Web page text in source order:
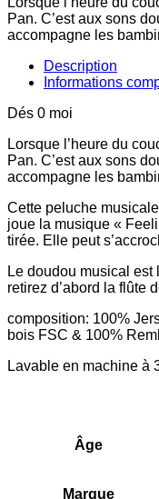
Pan. C’est aux sons
accompagne les
Description
Informations
Dés 0 moi
Lorsque l’heure du
Pan. C’est aux sons
accompagne les
Cette peluche
joue la musique «
tirée. Elle peut
Le doudou musical
retirez d’abord la flûte
composition: 100%
bois FSC & 100%
Lavable en machine à
Âge
Marque